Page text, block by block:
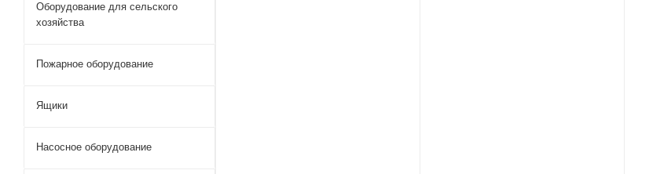
Оборудование для сельского
хозяйства
Пожарное оборудование
Ящики
Насосное оборудование